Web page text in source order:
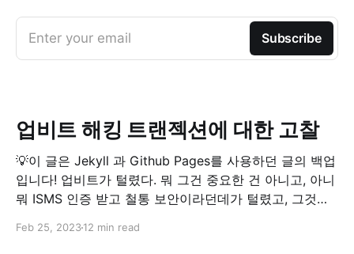
Enter your email Subscribe
업비트 해킹 트랜젝션에 대한 고찰
💡이 글은 Jekyll 과 Github Pages를 사용하던 글의 백업
입니다! 업비트가 털렸다. 뭐 그건 중요한 건 아니고, 아니
뭐 ISMS 인증 받고 철통 보안이라던데가 털렸고, 그것도
더 낫겠지만, 어쨌든 정말로 흥분되는 일이긴 하다. 남의
Feb 25, 202312 min read